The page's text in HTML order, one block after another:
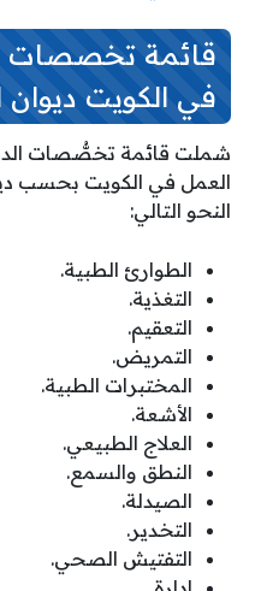
قائمة تخصصات
في الكويت ديوان
شملت قائمة تخصُّصات
العمل في الكويت بحسب
النحو التالي:
الطوارئ الطبية.
التغذية.
التعقيم.
التمريض.
المختبرات الطبية.
الأشعة.
العلاج الطبيعي.
النطق والسمع.
الصيدلة.
التخدير.
التفتيش الصحي.